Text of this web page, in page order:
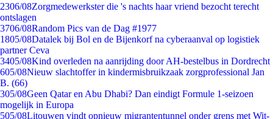
2306/08Zorgmedewerkster die 's nachts haar vriend bezocht terecht
ontslagen
3706/08Random Pics van de Dag #1977
1805/08Datalek bij Bol en de Bijenkorf na cyberaanval op logistiek
partner Ceva
3405/08Kind overleden na aanrijding door AH-bestelbus in Dordrecht
605/08Nieuw slachtoffer in kindermisbruikzaak zorgprofessional Jan
B. (66)
305/08Geen Qatar en Abu Dhabi? Dan eindigt Formule 1-seizoen
mogelijk in Europa
505/08Litouwen vindt opnieuw migrantentunnel onder grens met Wit-